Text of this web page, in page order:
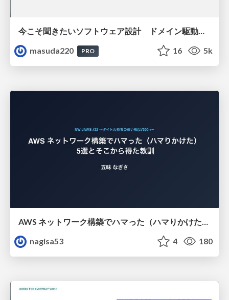
今こそ聞きたいソフトウェア設計 ドメイン駆動設計再入門
masuda220
PRO 16 5k
nagisa53
4 180